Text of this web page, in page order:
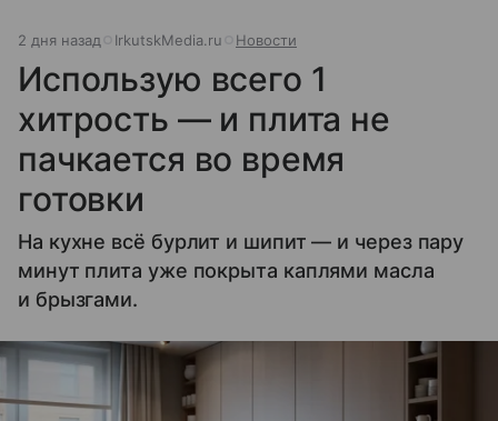
2 дня назад IrkutskMedia.ru Новости
Использую всего 1
хитрость — и плита не
пачкается во время
готовки
На кухне всё бурлит и шипит — и через пару
минут плита уже покрыта каплями масла
и брызгами.